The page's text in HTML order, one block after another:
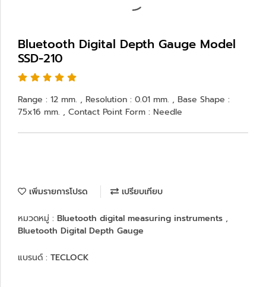
Bluetooth Digital Depth Gauge Model
SSD-210
Range : 12 mm. , Resolution : 0.01 mm. , Base Shape :
75x16 mm. , Contact Point Form : Needle
เพิ่มรายการโปรด เปรียบเทียบ
หมวดหมู่ : Bluetooth digital measuring instruments ,
Bluetooth Digital Depth Gauge
แบรนด์ : TECLOCK